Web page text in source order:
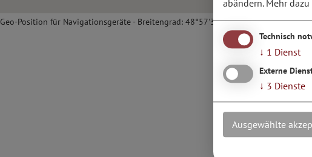
Geo-Position für Navigationsgeräte - Breitengrad: 48°57'33.31''N / Längengrad:
abändern. Mehr
Technisch
↓ 1 Dienst
Externe
↓ 3 Dienste
Ausgewählte